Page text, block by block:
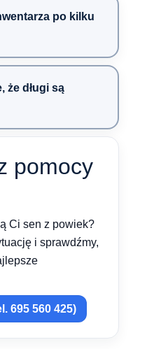
po kilku
że długi są
pomocy
Ci sen z powiek?
i sprawdźmy,
695 560 425)